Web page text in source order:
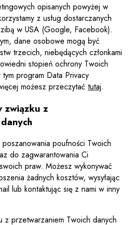
opisanych powyżej w
z usług dostarczanych
w USA (Google, Facebook).
dane osobowe mogą być
trzecich, niebędących członkami
stopień ochrony Twoich
program Data Privacy
możesz przeczytać tutaj.
związku z
poufności Twoich
do zagwarantowania Ci
praw. Możesz wykonywać
żadnych kosztów, wysyłając
lub kontaktując się z nami w inny
z przetwarzaniem Twoich danych